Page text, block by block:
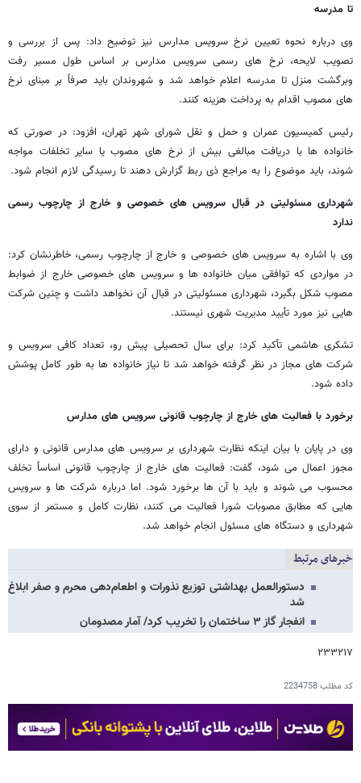
تا مدرسه
وی درباره نحوه تعیین نرخ سرویس مدارس نیز توضیح داد: پس از بررسی و
تصویب لایحه، نرخ های رسمی سرویس مدارس بر اساس طول مسیر رفت
وبرگشت منزل تا مدرسه اعلام خواهد شد و شهروندان باید صرفاً بر مبنای نرخ
های مصوب اقدام به پرداخت هزینه کنند.
رئیس کمیسیون عمران و حمل و نقل شورای شهر تهران، افزود: در صورتی که
خانواده ها با دریافت مبالغی بیش از نرخ های مصوب یا سایر تخلفات مواجه
شوند، باید موضوع را به مراجع ذی ربط گزارش دهند تا رسیدگی لازم انجام شود.
شهرداری مسئولیتی در قبال سرویس های خصوصی و خارج از چارچوب رسمی
ندارد
وی با اشاره به سرویس های خصوصی و خارج از چارچوب رسمی، خاطرنشان کرد:
در مواردی که توافقی میان خانواده ها و سرویس های خصوصی خارج از ضوابط
مصوب شکل بگیرد، شهرداری مسئولیتی در قبال آن نخواهد داشت و چنین شرکت
هایی نیز مورد تأیید مدیریت شهری نیستند.
تشکری هاشمی تأکید کرد: برای سال تحصیلی پیش رو، تعداد کافی سرویس و
شرکت های مجاز در نظر گرفته خواهد شد تا نیاز خانواده ها به طور کامل پوشش
داده شود.
برخورد با فعالیت های خارج از چارچوب قانونی سرویس های مدارس
وی در پایان با بیان اینکه نظارت شهرداری بر سرویس های مدارس قانونی و دارای
مجوز اعمال می شود، گفت: فعالیت های خارج از چارچوب قانونی اساساً تخلف
محسوب می شوند و باید با آن ها برخورد شود. اما درباره شرکت ها و سرویس
هایی که مطابق مصوبات شورا فعالیت می کنند، نظارت کامل و مستمر از سوی
شهرداری و دستگاه های مسئول انجام خواهد شد.
خبرهای مرتبط
دستورالعمل بهداشتی توزیع نذورات و اطعام‌دهی محرم و صفر ابلاغ
شد
انفجار گاز ۳ ساختمان را تخریب کرد/ آمار مصدومان
۲۳۳۲۱۷
کد مطلب2234758